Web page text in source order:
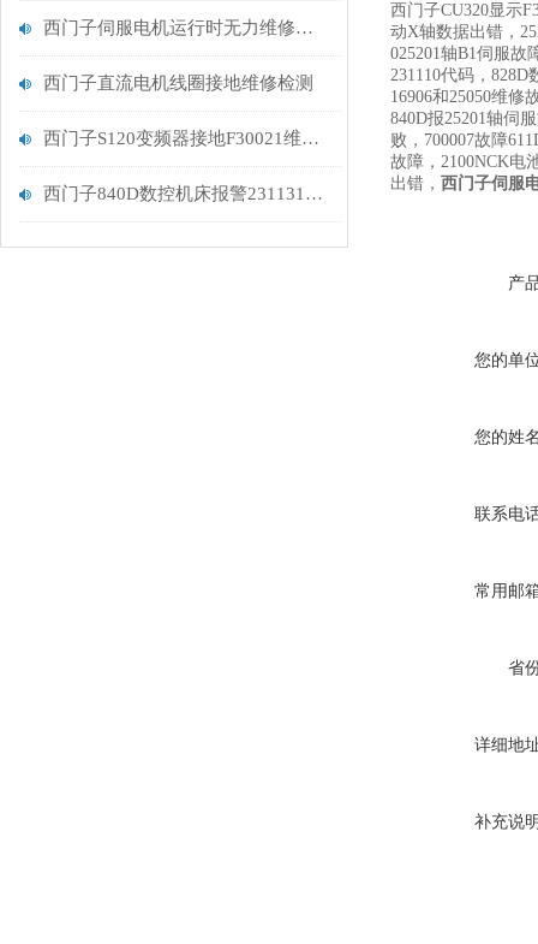
西门子伺服电机运行时无力维修解决
西门子直流电机线圈接地维修检测
西门子S120变频器接地F30021维修处理
西门子840D数控机床报警231131故障处理维修
西门子CU320显示
动X轴数据出错，
025201轴B1伺服故
231110代码，
16906和25050维修
840D报25201轴伺
败，700007故障
故障，2100NCK电
出错， 西门子伺服
产
您的单
您的姓
联系电
常用邮
省
详细地
补充说